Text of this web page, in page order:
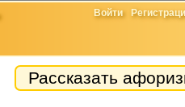
Войти
Рассказать